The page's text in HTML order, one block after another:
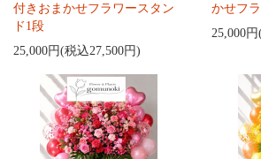
付きおまかせフラワースタン
ド1段
25,000円(税込27,500円)
かせフ
25,000